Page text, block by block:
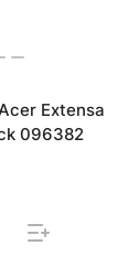
Extensa
096382